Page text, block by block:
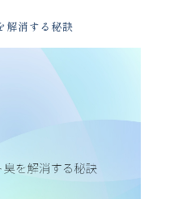
解消する秘訣